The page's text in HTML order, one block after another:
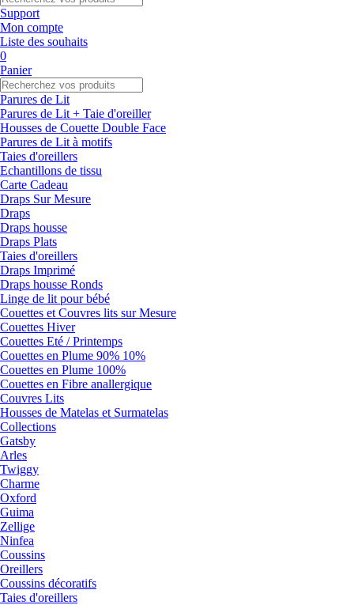
Support
Mon compte
Liste des souhaits
0
Panier
Parures de Lit
Parures de Lit + Taie d'oreiller
Housses de Couette Double Face
Parures de Lit à motifs
Taies d'oreillers
Echantillons de tissu
Carte Cadeau
Draps Sur Mesure
Draps
Draps housse
Draps Plats
Taies d'oreillers
Draps Imprimé
Draps housse Ronds
Linge de lit pour bébé
Couettes et Couvres lits sur Mesure
Couettes Hiver
Couettes Eté / Printemps
Couettes en Plume 90% 10%
Couettes en Plume 100%
Couettes en Fibre anallergique
Couvres Lits
Housses de Matelas et Surmatelas
Collections
Gatsby
Arles
Twiggy
Charme
Oxford
Guima
Zellige
Ninfea
Coussins
Oreillers
Coussins décoratifs
Taies d'oreillers